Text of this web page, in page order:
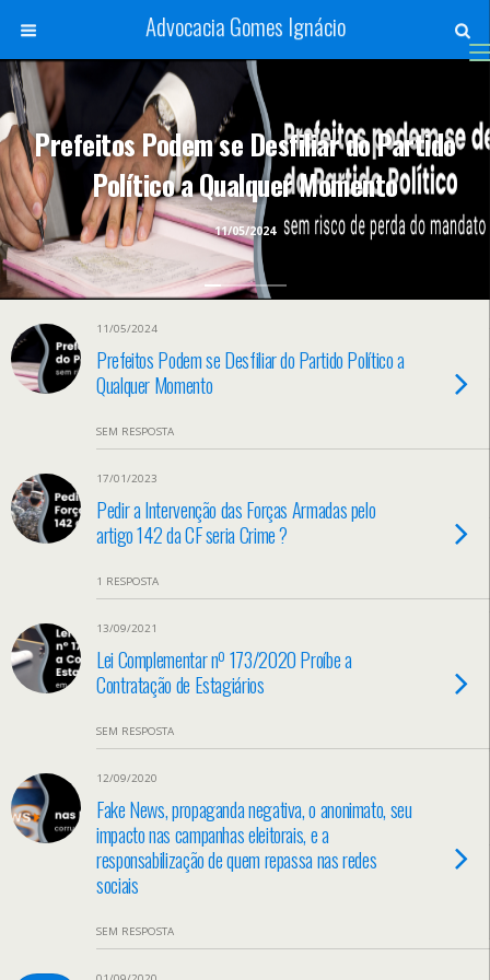
Advocacia Gomes Ignácio
11/05/2024
Prefeitos Podem se Desfiliar do Partido
Político a Qualquer Momento
11/05/2024
Prefeitos Podem se Desfiliar do Partido Político a
Qualquer Momento
SEM RESPOSTA
17/01/2023
Pedir a Intervenção das Forças Armadas pelo
artigo 142 da CF seria Crime ?
1 RESPOSTA
13/09/2021
Lei Complementar nº 173/2020 Proíbe a
Contratação de Estagiários
SEM RESPOSTA
12/09/2020
Fake News, propaganda negativa, o anonimato, seu
impacto nas campanhas eleitorais, e a
responsabilização de quem repassa nas redes
sociais
SEM RESPOSTA